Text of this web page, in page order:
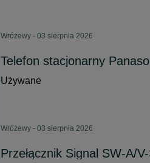
Wróżewy - 03 sierpnia 2026
Telefon stacjonarny
Używane
Wróżewy - 03 sierpnia 2026
Przełącznik Signal SW-A/